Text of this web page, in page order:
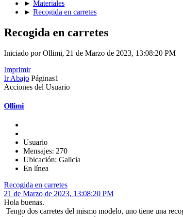
► Materiales
► Recogida en carretes
Recogida en carretes
Iniciado por Ollimi, 21 de Marzo de 2023, 13:08:20 PM
Imprimir
Ir Abajo Páginas1
Acciones del Usuario
Ollimi
Usuario
Mensajes: 270
Ubicación: Galicia
En línea
Recogida en carretes
21 de Marzo de 2023, 13:08:20 PM
Hola buenas.
Tengo dos carretes del mismo modelo, uno tiene una